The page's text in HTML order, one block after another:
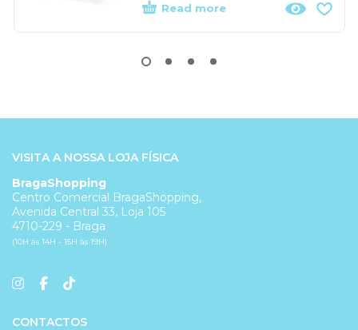
Read more
VISITA A NOSSA LOJA FÍSICA
BragaShopping
Centro Comercial BragaShopping,
Avenida Central 33, Loja 105
4710-229 - Braga
(10H às 14H - 15H às 19H)
CONTACTOS